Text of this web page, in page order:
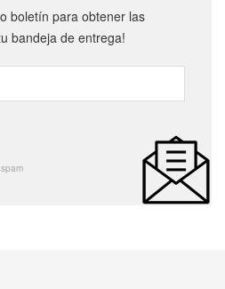
boletín para obtener las
bandeja de entrega!